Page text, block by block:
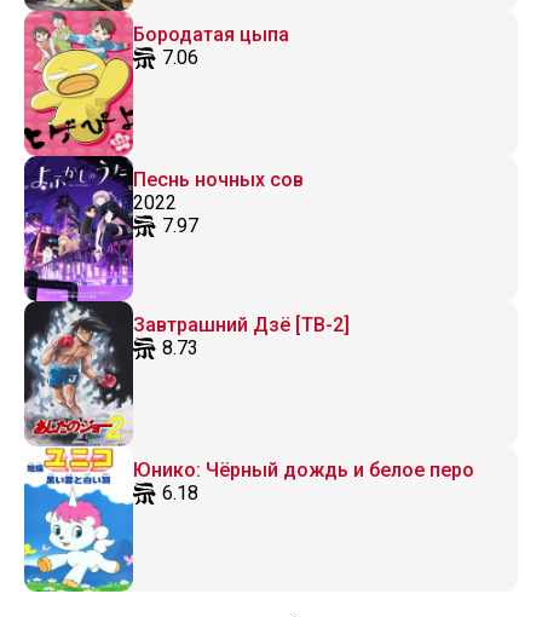
Бородатая цыпа
7.06
Песнь ночных сов
2022
7.97
Завтрашний Дзё [ТВ-2]
8.73
Юнико: Чёрный дождь и белое перо
6.18